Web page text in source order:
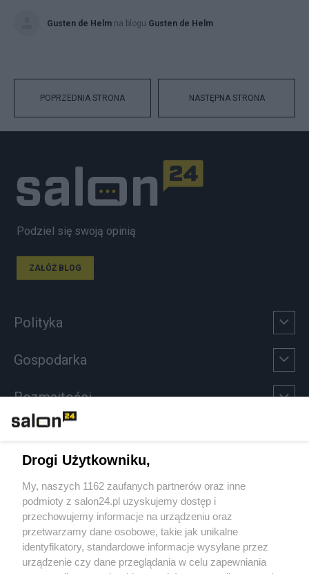
Gusten de Helm na blogu Gusten de Helm
POPRZEDNIA STRONA NASTĘPNA STRONA
Podziel się swoją opinią
ZAŁÓŻ BLOG
Polityka
Gospodarka
Rozmaitości
Sport
Społeczeństwo
Kultura
Drogi Użytkowniku,
My, naszych 1162 zaufanych partnerów oraz inne
podmioty z salon24.pl uzyskujemy dostęp i
przechowujemy informacje na urządzeniu oraz
przetwarzamy dane osobowe, takie jak unikalne
identyfikatory, standardowe informacje wysyłane przez
urządzenie czy dane przeglądania w celu zapewniania